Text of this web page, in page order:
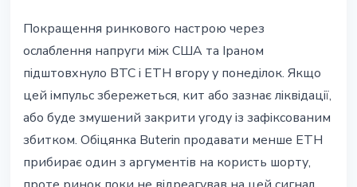
Покращення ринкового настрою через
ослаблення напруги між США та Іраном
підштовхнуло BTC і ETH вгору у понеділок. Якщо
цей імпульс збережеться, кит або зазнає ліквідації,
або буде змушений закрити угоду із зафіксованим
збитком. Обіцянка Buterin продавати менше ETH
прибирає один з аргументів на користь шорту,